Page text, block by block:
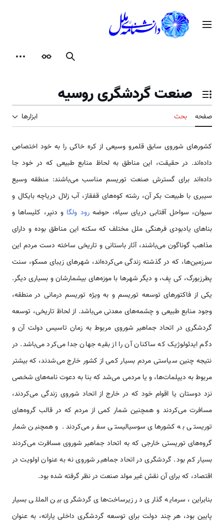
محتوامنوی اصلی
جستجوظاهر
تغییر وضعیت فهرست محتویات
صنعت گردشگری روسیه
صفحه بحث ابزارها
کشورهای شوروی سابق قلمرو وسیعی از کره خاکی را به خود اختصاص
داده‌اند. در حقیقت، این مناطق به لحاظ منابع طبیعی که در خود جا
داده‌اند برای گسترش صنعت توریسم مناسب می‌باشند: منطقه وسیع
سیبری با طبیعت بکر آن، رشته کوه‌های قفقاز، آب زلال دریاچه بایکال و
سیوان، سواحل آفتابی دریای سیاه، حوضهرود ولگا و دنپر، کلیساها و
بناهای یادبودی فرهنگی ملل مختلف که سکنه این مناطق بوده و دارای
مذاهب گوناگون می‌باشند، آثار باستانی و تاریخی ساخته دست مردم این
سرزمین‌ها، که در گذشته زندگی می‌کرده‌اند، شهرهای زیبای مسکو، سنت
پطرزبورگ، کی یِف، و دیگر شهرها با موزه‌های بیشمارشان و بسیاری دیگر.
یکی از فاکتورهای توسعه توریسم و به ویژه توریسم درمانی در منطقه،
وجود منابع طبیعی و چشمه‌های معدنی می‌باشد. از لحاظ تاریخی، توسعه
گردشگری در اتحاد جماهیر شوروی مربوط به زمان تاسیس دولت آن و
دگم ایدئولوژیک که ساکنان آن را از بقیه جهان جدا می‌کرد می‌باشد. در
نتیجه چنین سیاستی مردم بسیار کمی از کشور خارج می‌شدند، که بیشتر
مربوط به دیپلمات‌ها، و یا مردمی می‌شد که بنا به دعوت نامه‌های شخصی
نزد دوستان یا اقوام خود که در خارج از اتحاد شوروی زندگی می‌کردند،
مسافرت می‌کردند و همچنین شمار کمی از مردم که در قالب گروه‌های
توریستی به کشورهای سوسیالیستی سفر می‌کردند. و همچنین شمار
گروه‌های توریستی خارجی که به اتحاد جماهیر شوروی مسافرت می‌کردند
بسیار کم بود. گردشگری در اتحاد جماهیر شوروی نه به عنوان اولویت در
اقتصاد، که برای آن نقش غیر مولد صنعت در نظر گرفته شده بود.
بنابراین، سرمایه گذاری در زیرساخت‌های گردشگری بین المللی بسیار
پایین بود، هر چند دولت برای توسعه گردشگری داخلی یارانه، به عنوان